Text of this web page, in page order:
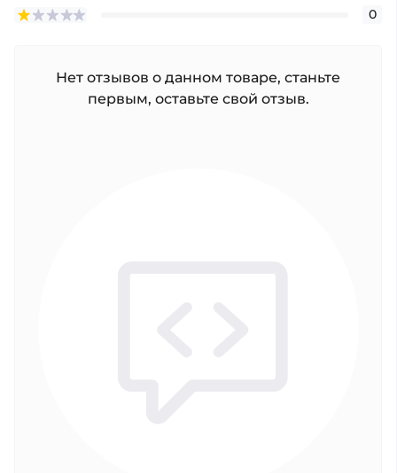
0
Нет отзывов о данном товаре, станьте
первым, оставьте свой отзыв.